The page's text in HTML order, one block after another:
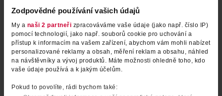
Zodpovědné používání vašich údajů
My a naši 2 partneři zpracováváme vaše údaje (jako např. číslo IP)
pomocí technologií, jako např. souborů cookie pro uchování a
přístup k informacím na vašem zařízení, abychom vám mohli nabízet
personalizované reklamy a obsah, měření reklam a obsahu, náhled
na návštěvníky a vývoj produktů. Máte možnosti ohledně toho, kdo
vaše údaje používá a k jakým účelům.
Pokud to povolíte, rádi bychom také: